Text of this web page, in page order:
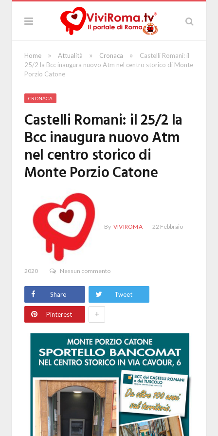
Home » Attualità » Cronaca »
Castelli Romani: il
25/2 la Bcc inaugura nuovo Atm nel centro storico di Monte
Porzio Catone
CRONACA
Castelli Romani: il 25/2 la
Bcc inaugura nuovo Atm
nel centro storico di
Monte Porzio Catone
By VIVIROMA 22 Febbraio
2020 Nessun commento
Share Tweet
Pinterest +